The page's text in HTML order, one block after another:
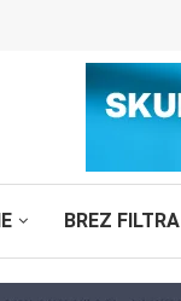
BREZ FILTRA